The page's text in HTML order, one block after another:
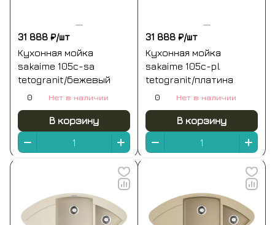
31 888 ₽/шт
Кухонная мойка
sakaime 105c-sa
tetogranit/бежевый
0 Нет в наличии
В корзину
31 888 ₽/шт
Кухонная мойка
sakaime 105c-pl
tetogranit/платина
0 Нет в наличии
В корзину